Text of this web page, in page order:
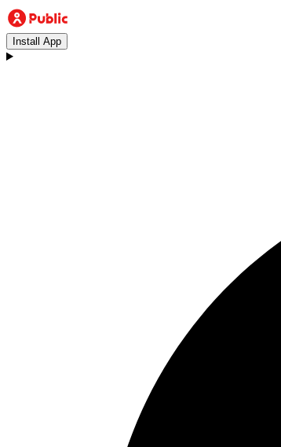
Install App